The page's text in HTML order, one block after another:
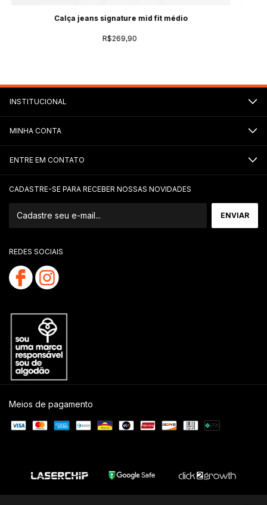
Calça jeans signature mid fit médio
R$269,90
INSTITUCIONAL
MINHA CONTA
ENTRE EM CONTATO
CADASTRE-SE PARA RECEBER NOSSAS NOVIDADES
REDES SOCIAIS
Meios de pagamento